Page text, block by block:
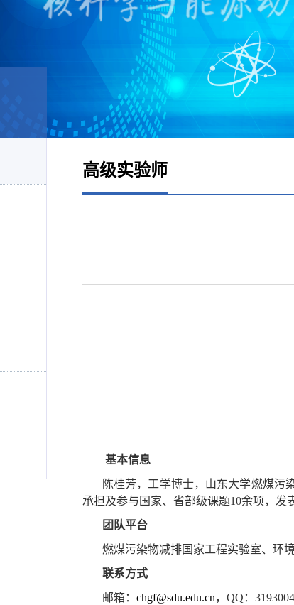
高级实验师
基本信息
陈桂芳，工学博士，山东大学燃煤污
承担及参与国家、省部级课题10余项，发
团队平台
燃煤污染物减排国家工程实验室、环
联系方式
邮箱： chgf@sdu.edu.cn， QQ ：